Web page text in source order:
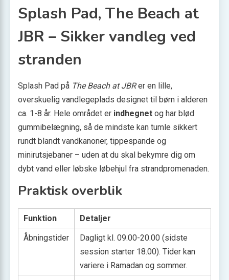
Splash Pad, The Beach at
JBR – Sikker vandleg ved
stranden
Splash Pad på The Beach at JBRer en lille,
overskuelig vandlegeplads designet til børn i alderen
ca. 1-8 år. Hele området er indhegnet og har blød
gummibelægning, så de mindste kan tumle sikkert
rundt blandt vandkanoner, tippespande og
minirutsjebaner – uden at du skal bekymre dig om
dybt vand eller løbske løbehjul fra strandpromenaden.
Praktisk overblik
Funktion
Detaljer
Åbningstider
Dagligt kl. 09.00-20.00 (sidste
session starter 18.00). Tider kan
variere i Ramadan og sommer.